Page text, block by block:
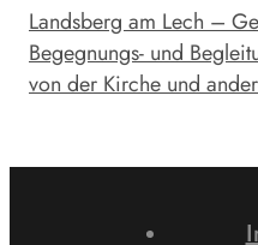
Landsberg am Lech –
Begegnungs- und
von der Kirche und